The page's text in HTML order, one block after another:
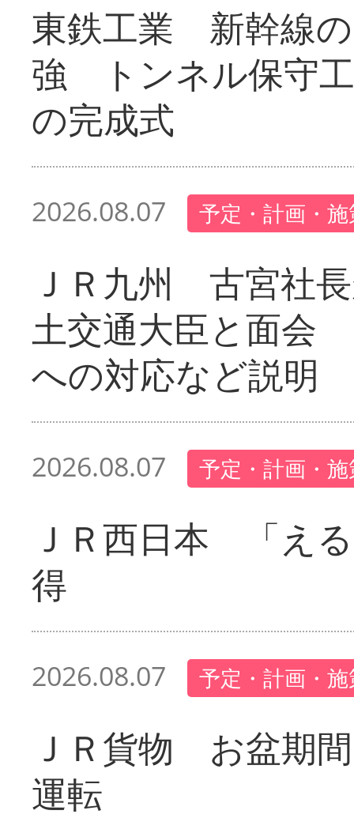
東鉄工業 新幹線
強 トンネル保守
の完成式
2026.08.07 予定・計画・
ＪＲ九州 古宮社
土交通大臣と面会
への対応など説明
2026.08.07 予定・計画・
ＪＲ西日本 「え
得
2026.08.07 予定・計画・
ＪＲ貨物 お盆期
運転